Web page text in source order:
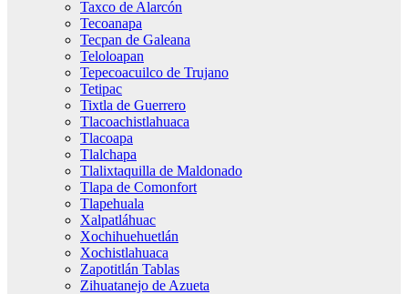
Taxco de Alarcón
Tecoanapa
Tecpan de Galeana
Teloloapan
Tepecoacuilco de Trujano
Tetipac
Tixtla de Guerrero
Tlacoachistlahuaca
Tlacoapa
Tlalchapa
Tlalixtaquilla de Maldonado
Tlapa de Comonfort
Tlapehuala
Xalpatláhuac
Xochihuehuetlán
Xochistlahuaca
Zapotitlán Tablas
Zihuatanejo de Azueta